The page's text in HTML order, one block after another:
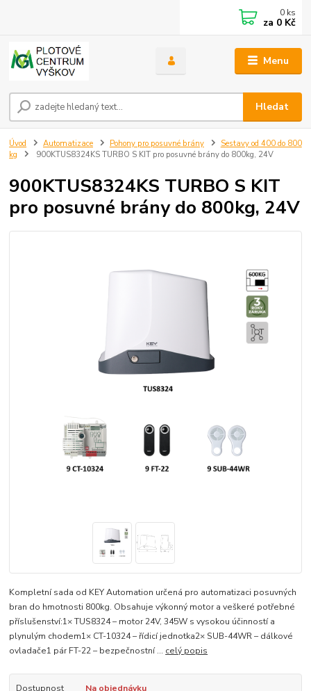
Menu
Hledat
0 ks
za 0 Kč
Úvod Automatizace Pohony pro posuvné brány
Sestavy od 400 do 800
kg
900KTUS8324KS TURBO S KIT pro posuvné brány do 800kg, 24V
900KTUS8324KS TURBO S KIT
pro posuvné brány do 800kg, 24V
Kompletní sada od KEY Automation určená pro automatizaci posuvných
bran do hmotnosti 800kg. Obsahuje výkonný motor a veškeré potřebné
příslušenství:1× TUS8324 – motor 24V, 345W s vysokou účinností a
plynulým chodem1× CT-10324 – řídicí jednotka2× SUB-44WR – dálkové
ovladače1 pár FT-22 – bezpečnostní ... celý popis
Dostupnost Na objednávku